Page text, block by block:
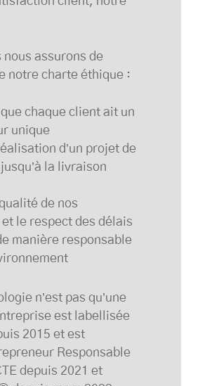
nous assurons de
notre charte éthique :
chaque client ait un
unique
d’un projet de
la livraison
de nos
le respect des délais
manière responsable
n’est pas qu’une
est labellisée
2015 et est
Responsable
depuis 2021 et